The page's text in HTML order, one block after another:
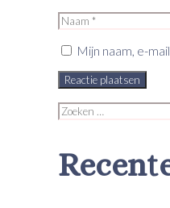
Naam
Mijn naam, e-
Zoek
naar: